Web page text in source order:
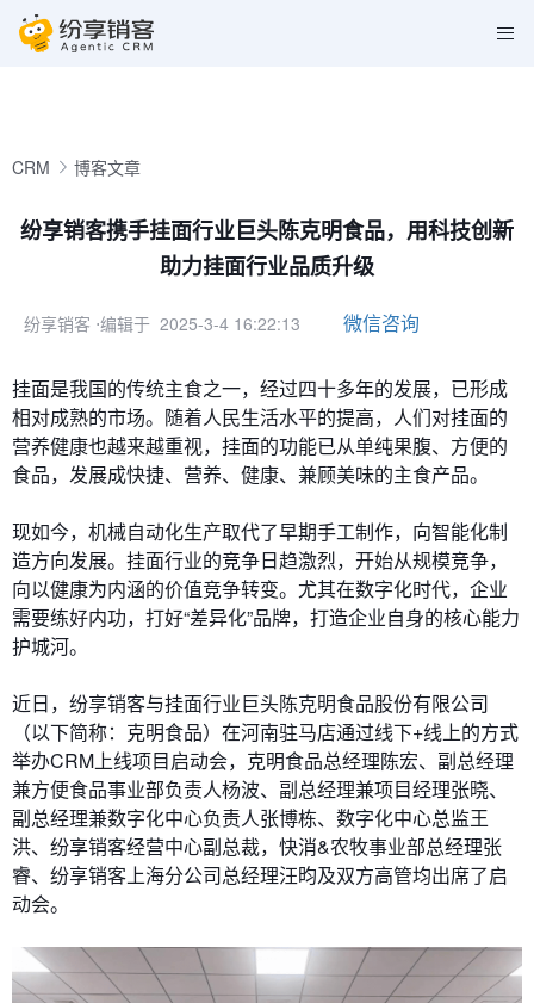
CRM 博客文章
纷享销客携手挂面行业巨头陈克明食品，用科技创新
助力挂面行业品质升级
纷享销客 ⋅编辑于 2025-3-4 16:22:13 微信咨询
挂面是我国的传统主食之一，经过四十多年的发展，已形成
相对成熟的市场。随着人民生活水平的提高，人们对挂面的
营养健康也越来越重视，挂面的功能已从单纯果腹、方便的
食品，发展成快捷、营养、健康、兼顾美味的主食产品。
现如今，机械自动化生产取代了早期手工制作，向智能化制
造方向发展。挂面行业的竞争日趋激烈，开始从规模竞争，
向以健康为内涵的价值竞争转变。尤其在数字化时代，企业
需要练好内功，打好“差异化”品牌，打造企业自身的核心能力
护城河。
近日，纷享销客与挂面行业巨头陈克明食品股份有限公司
（以下简称：克明食品）在河南驻马店通过线下+线上的方式
举办CRM上线项目启动会，克明食品总经理陈宏、副总经理
兼方便食品事业部负责人杨波、副总经理兼项目经理张晓、
副总经理兼数字化中心负责人张博栋、数字化中心总监王
洪、纷享销客经营中心副总裁，快消&农牧事业部总经理张
睿、纷享销客上海分公司总经理汪昀及双方高管均出席了启
动会。